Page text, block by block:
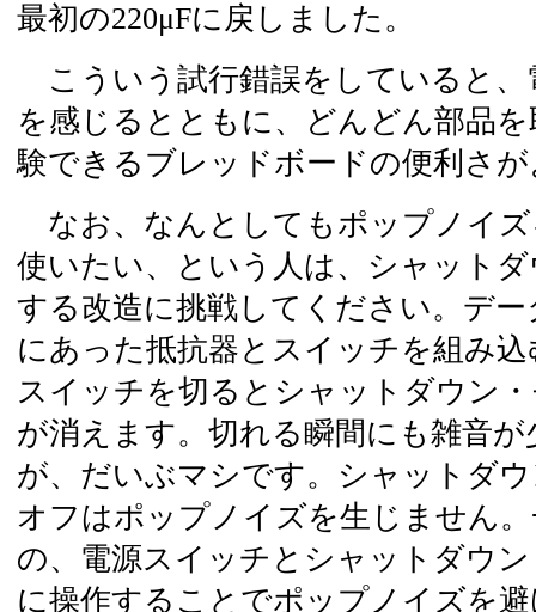
最初の220μFに戻しました。
こういう試行錯誤をしていると、
を感じるとともに、どんどん部品
験できるブレッドボードの便利さ
なお、なんとしてもポップノイ
使いたい、という人は、シャット
する改造に挑戦してください。デ
にあった抵抗器とスイッチを組み
スイッチを切るとシャットダウン
が消えます。切れる瞬間にも雑音
が、だいぶマシです。シャットダ
オフはポップノイズを生じません
の、電源スイッチとシャットダウ
に操作することでポップノイズを